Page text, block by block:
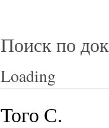
Поиск по
Loading
Того С.